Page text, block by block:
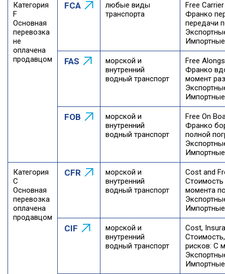
Категория
F
Основная
перевозка
не
оплачена
продавцом
FCA
любые виды
транспорта
Free
Франко
передачи
FAS
морской и
внутренний
водный транспорт
Free
Франко
момент
FOB
морской и
внутренний
водный транспорт
Free On
Франко
полной
Категория
C
Основная
перевозка
оплачена
продавцом
CFR
морской и
внутренний
водный транспорт
Cost and
Стоимость
момента
CIF
морской и
внутренний
водный транспорт
Cost,
рисков: С